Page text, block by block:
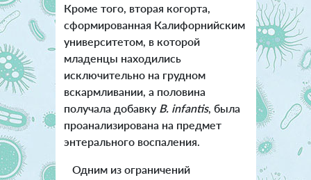
Кроме того, вторая когорта,
сформированная Калифорнийским
университетом, в которой
младенцы находились
исключительно на грудном
вскармливании, а половина
получала добавку B. infantis, была
проанализирована на предмет
энтерального воспаления.
Одним из ограничений